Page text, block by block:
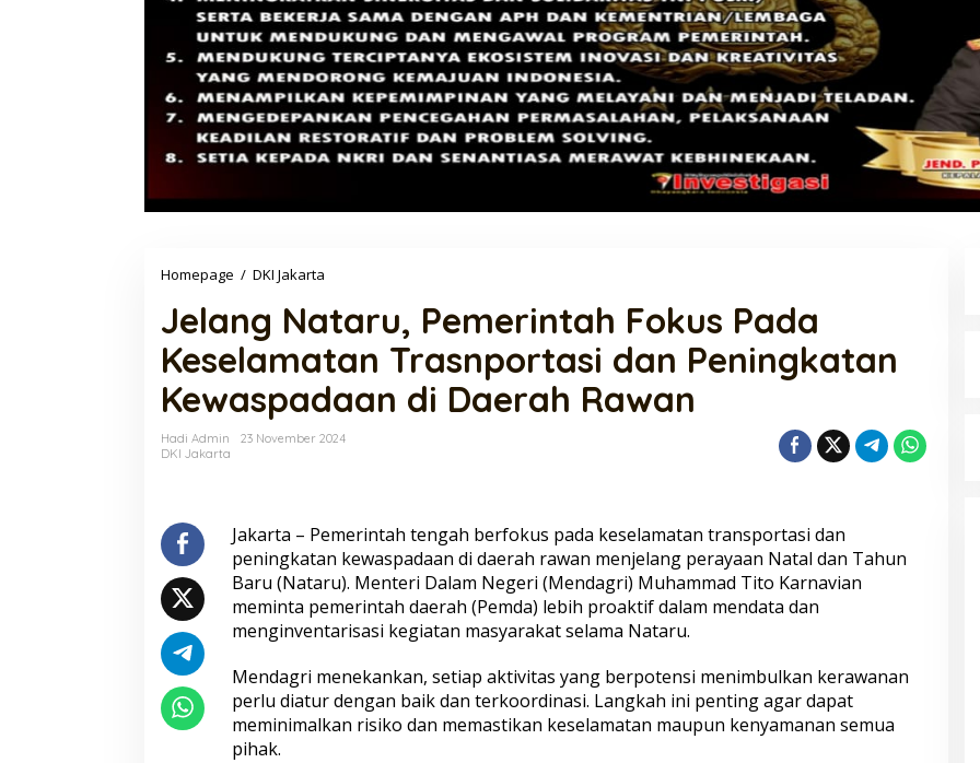
Homepage / DKI Jakarta
Pemerintah
Fokus
Pada
Keselamatan
Trasnportasi
dan
Peningkatan
Jelang Nataru, Pemerintah Fokus Pada
Keselamatan Trasnportasi dan Peningkatan
Kewaspadaan di Daerah Rawan
Hadi Admin
23 November 2024
DKI Jakarta
Jakarta – Pemerintah tengah berfokus pada keselamatan transportasi dan
peningkatan kewaspadaan di daerah rawan menjelang perayaan Natal dan Tahun
Baru (Nataru). Menteri Dalam Negeri (Mendagri) Muhammad Tito Karnavian
meminta pemerintah daerah (Pemda) lebih proaktif dalam mendata dan
menginventarisasi kegiatan masyarakat selama Nataru.
Mendagri menekankan, setiap aktivitas yang berpotensi menimbulkan kerawanan
perlu diatur dengan baik dan terkoordinasi. Langkah ini penting agar dapat
meminimalkan risiko dan memastikan keselamatan maupun kenyamanan semua
pihak.